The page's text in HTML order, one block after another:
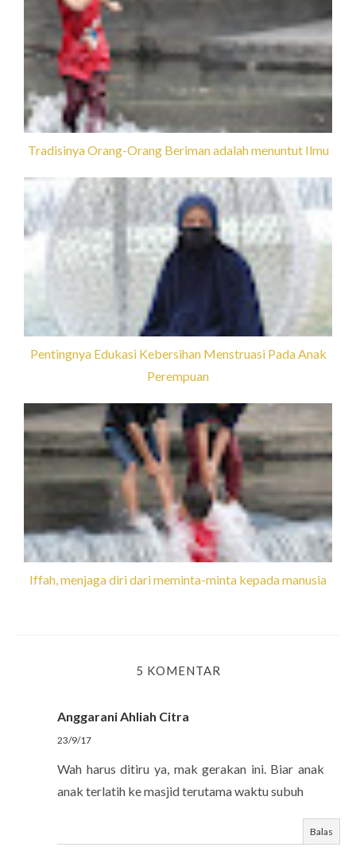
Tradisinya Orang-Orang Beriman adalah menuntut Ilmu
Pentingnya Edukasi Kebersihan Menstruasi Pada Anak
Perempuan
Iffah, menjaga diri dari meminta-minta kepada manusia
5 KOMENTAR
Anggarani Ahliah Citra
23/9/17
Wah harus ditiru ya, mak gerakan ini. Biar anak
anak terlatih ke masjid terutama waktu subuh
Balas